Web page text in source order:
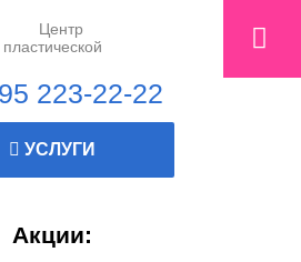
223-22-22
УСЛУГИ
Акции: